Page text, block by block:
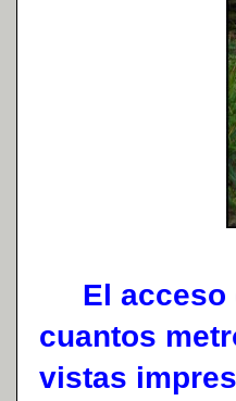
El acceso
cuantos
vistas